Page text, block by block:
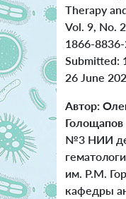
Therapy
Vol. 9, No.
1866-
Submitted:
26 June
Автор:
Голощапов
№3 НИИ
им. Р.М.
кафедры